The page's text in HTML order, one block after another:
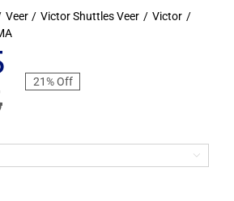
Veer Victor Shuttles Veer
Victor
21% Off
